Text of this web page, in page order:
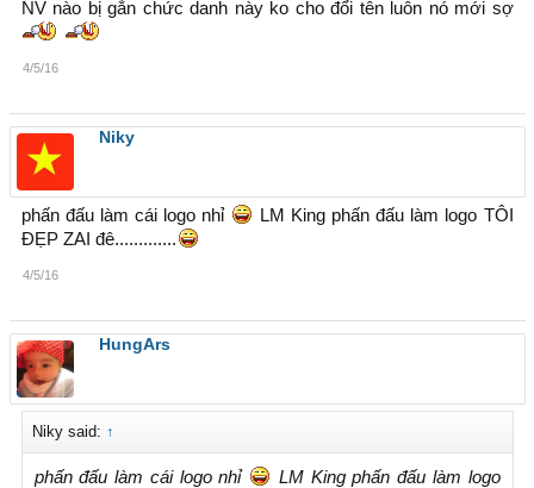
NV nào bị gắn chức danh này ko cho đổi tên luôn nó mới sợ
4/5/16
Niky
phấn đấu làm cái logo nhỉ
LM King phấn đấu làm logo TÔI
ĐẸP ZAI đê.............
4/5/16
HungArs
Niky said: ↑
phấn đấu làm cái logo nhỉ
LM King phấn đấu làm logo